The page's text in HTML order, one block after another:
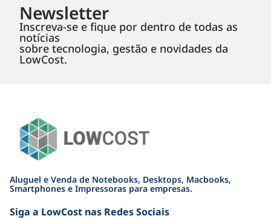
Newsletter
Inscreva-se e fique por dentro de todas as
notícias
sobre tecnologia, gestão e novidades da
LowCost.
Aluguel e Venda de Notebooks, Desktops, Macbooks,
Smartphones e Impressoras para empresas.
Siga a LowCost nas Redes Sociais